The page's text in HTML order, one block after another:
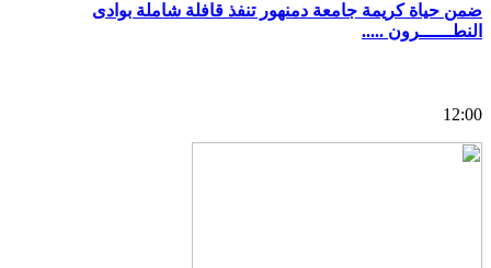
ضمن حياة كريمة جامعة دمنهور تنفذ قافلة شاملة بوادى
النطــــــرون .....
12:00